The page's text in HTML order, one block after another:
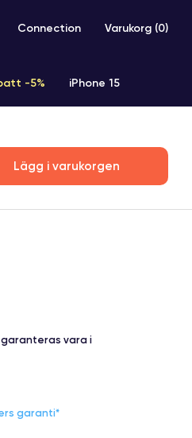
Connection Varukorg (0)
-5% iPhone 15
Lägg i varukorgen
vara i
garanti*